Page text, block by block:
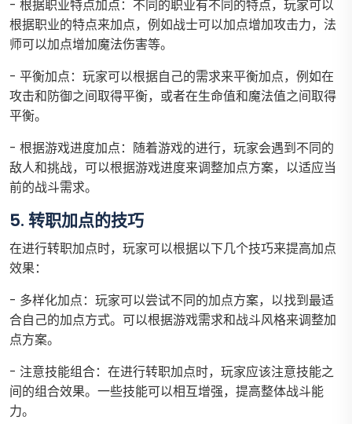
- 根据职业特点加点：不同的职业有不同的特点，玩家可以
根据职业的特点来加点，例如战士可以加点增加攻击力，法
师可以加点增加魔法伤害等。
- 平衡加点：玩家可以根据自己的需求来平衡加点，例如在
攻击和防御之间取得平衡，或者在生命值和魔法值之间取得
平衡。
- 根据游戏进度加点：随着游戏的进行，玩家会遇到不同的
敌人和挑战，可以根据游戏进度来调整加点方案，以适应当
前的战斗需求。
5. 转职加点的技巧
在进行转职加点时，玩家可以根据以下几个技巧来提高加点
效果：
- 多样化加点：玩家可以尝试不同的加点方案，以找到最适
合自己的加点方式。可以根据游戏需求和战斗风格来调整加
点方案。
- 注意技能组合：在进行转职加点时，玩家应该注意技能之
间的组合效果。一些技能可以相互增强，提高整体战斗能
力。